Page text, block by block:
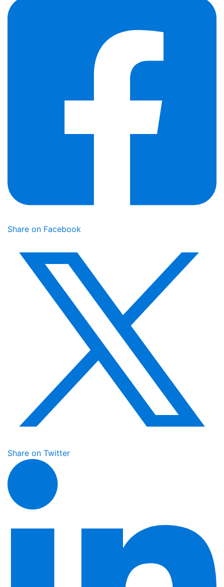
Share on Facebook
Share on Twitter